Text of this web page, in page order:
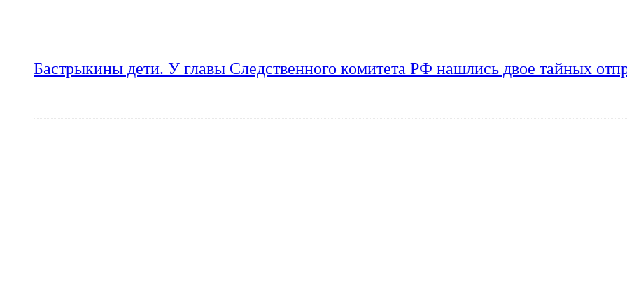
Бастрыкины дети. У главы Следственного комитета РФ нашлись двое тайных